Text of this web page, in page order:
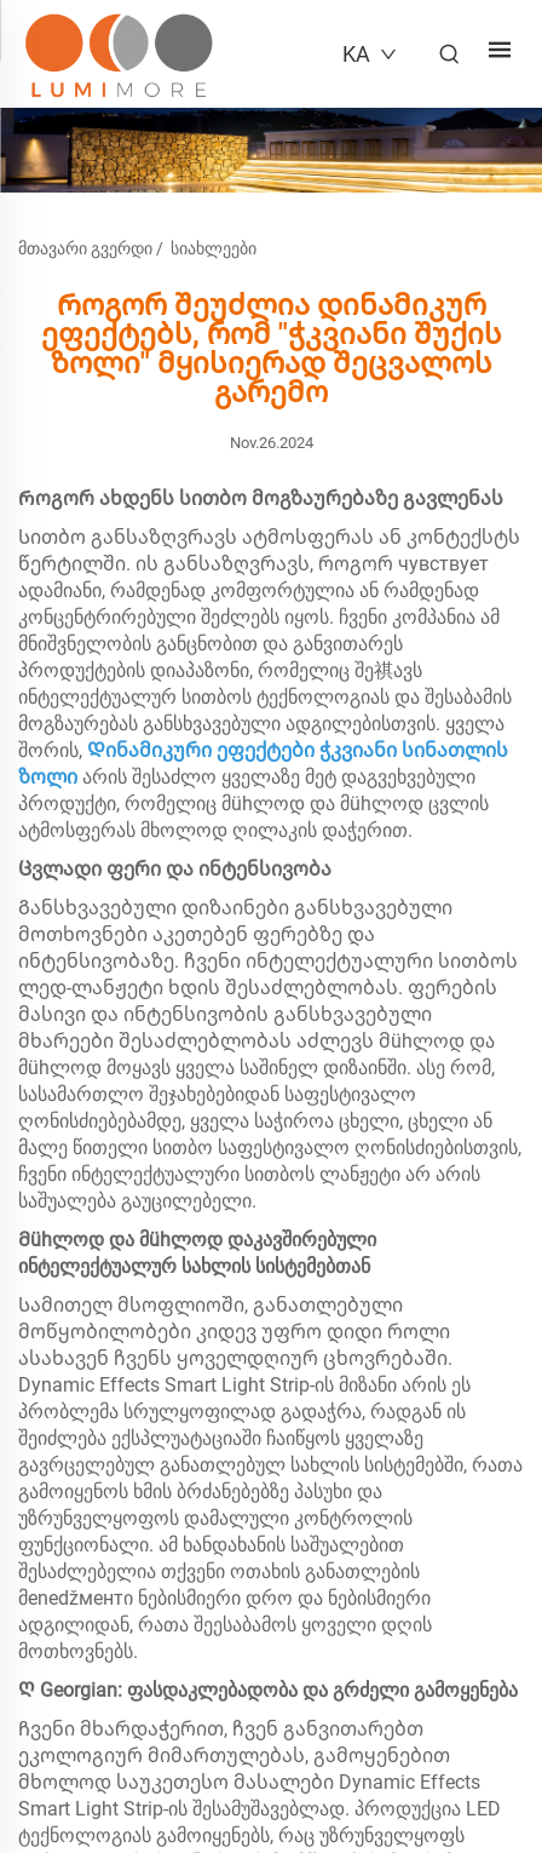
KA
ᲛᲗᲐᲕᲐᲠᲘ ᲒᲕᲔᲠᲓᲘ / ᲡᲘᲐᲮᲚᲔᲔᲑᲘ
Როგორ შეუძლია დინამიკურ
ეფექტებს, რომ "ჭკვიანი შუქის
ზოლი" მყისიერად შეცვალოს
გარემო
Nov.26.2024
Როგორ ახდენს სითბო მოგზაურებაზე გავლენას
Სითბო განსაზღვრავს ატმოსფერას ან კონტექსტს
წერტილში. ის განსაზღვრავს, როგორ чувствует
ადამიანი, რამდენად კომფორტულია ან რამდენად
კონცენტრირებული შეძლებს იყოს. ჩვენი კომპანია ამ
მნიშვნელობის განცნობით და განვითარეს
პროდუქტების დიაპაზონი, რომელიც შე祺ავს
ინტელექტუალურ სითბოს ტექნოლოგიას და შესაბამის
მოგზაურებას განსხვავებული ადგილებისთვის. ყველა
შორის, Დინამიკური ეფექტები ჭკვიანი სინათლის
ზოლი არის შესაძლო ყველაზე მეტ დაგვეხვებული
პროდუქტი, რომელიც მühლოდ და მühლოდ ცვლის
ატმოსფერას მხოლოდ ღილაკის დაჭერით.
Ცვლადი ფერი და ინტენსივობა
Განსხვავებული დიზაინები განსხვავებული
მოთხოვნები აკეთებენ ფერებზე და
ინტენსივობაზე. ჩვენი ინტელექტუალური სითბოს
ლედ-ლანჟეტი ხდის შესაძლებლობას. ფერების
მასივი და ინტენსივობის განსხვავებული
მხარეები შესაძლებლობას აძლევს მühლოდ და
მühლოდ მოყავს ყველა საშინელ დიზაინში. ასე რომ,
სასამართლო შეჯახებებიდან საფესტივალო
ღონისძიებებამდე, ყველა საჭიროა ცხელი, ცხელი ან
მალე წითელი სითბო საფესტივალო ღონისძიებისთვის,
ჩვენი ინტელექტუალური სითბოს ლანჟეტი არ არის
საშუალება გაუცილებელი.
Მühლოდ და მühლოდ დაკავშირებული
ინტელექტუალურ სახლის სისტემებთან
Სამითელ მსოფლიოში, განათლებული
მოწყობილობები კიდევ უფრო დიდი როლი
ასახავენ ჩვენს ყოველდღიურ ცხოვრებაში.
Dynamic Effects Smart Light Strip-ის მიზანი არის ეს
პრობლემა სრულყოფილად გადაჭრა, რადგან ის
შეიძლება ექსპლუატაციაში ჩაიწყოს ყველაზე
გავრცელებულ განათლებულ სახლის სისტემებში, რათა
გამოიყენოს ხმის ბრძანებებზე პასუხი და
უზრუნველყოფოს დამალული კონტროლის
ფუნქციონალი. ამ ხანდახანის საშუალებით
შესაძლებელია თქვენი ოთახის განათლების
მenedžментი ნებისმიერი დრო და ნებისმიერი
ადგილიდან, რათა შეესაბამოს ყოველი დღის
მოთხოვნებს.
Ღ Georgian: ფასდაკლებადობა და გრძელი გამოყენება
Ჩვენი მხარდაჭერით, ჩვენ განვითარებთ
ეკოლოგიურ მიმართულებას, გამოყენებით
მხოლოდ საუკეთესო მასალები Dynamic Effects
Smart Light Strip-ის შესამუშავებლად. პროდუქცია LED
ტექნოლოგიას გამოიყენებს, რაც უზრუნველყოფს